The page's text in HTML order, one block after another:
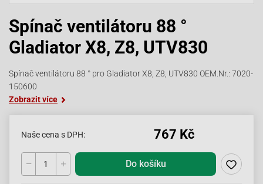
Spínač ventilátoru 88 °
Gladiator X8, Z8, UTV830
Spínač ventilátoru 88 ° pro Gladiator X8, Z8, UTV830 OEM.Nr.: 7020-
150600
Zobrazit více
Naše cena s DPH: 767 Kč
Do košíku